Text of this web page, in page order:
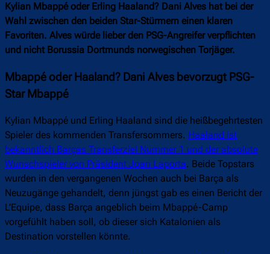
Kylian Mbappé oder Erling Haaland? Dani Alves hat bei der
Wahl zwischen den beiden Star-Stürmern einen klaren
Favoriten. Alves würde lieber den PSG-Angreifer verpflichten
und nicht Borussia Dortmunds norwegischen Torjäger.
Mbappé oder Haaland? Dani Alves bevorzugt PSG-
Star Mbappé
Kylian Mbappé und Erling Haaland sind die heißbegehrtesten
Spieler des kommenden Transfersommers. Haaland ist
bekanntlich Barças Transferziel Nummer 1 und der absolute
Wunschspieler von Präsident Joan Laporta. Beide Topstars
wurden in den vergangenen Wochen auch bei Barça als
Neuzugänge gehandelt, denn jüngst gab es einen Bericht der
L’Equipe, dass Barça angeblich beim Mbappé-Camp
vorgefühlt haben soll, ob dieser sich Katalonien als
Destination vorstellen könnte.